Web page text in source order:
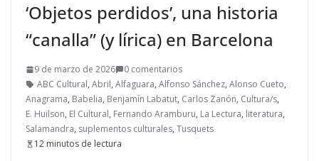
‘Objetos perdidos’, una historia
“canalla” (y lírica) en Barcelona
9 de marzo de 2026
0 comentarios
ABC Cultural, Abril, Alfaguara, Alfonso Sánchez, Alonso Cueto,
Anagrama, Babelia, Benjamín Labatut, Carlos Zanón, Cultura/s,
E. Huilson, El Cultural, Fernando Aramburu, La Lectura, literatura,
Salamandra, suplementos culturales, Tusquets
12 minutos de lectura